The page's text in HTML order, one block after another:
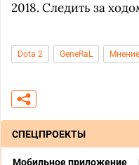
2018. Следить за
Dota 2 GeneRaL Мнение
СПЕЦПРОЕКТЫ
Мобильное приложение